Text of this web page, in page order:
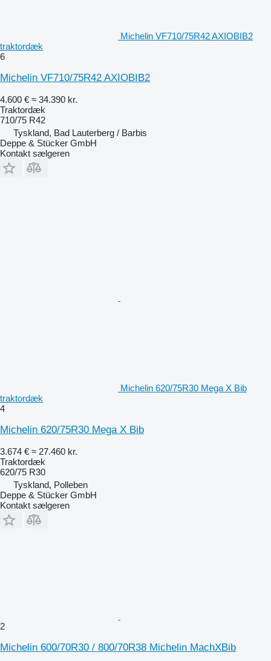
Michelin VF710/75R42 AXIOBIB2
traktordæk
6
Michelin VF710/75R42 AXIOBIB2
4.600 € ≈ 34.390 kr.
Traktordæk
710/75 R42
Tyskland, Bad Lauterberg / Barbis
Deppe & Stücker GmbH
Kontakt sælgeren
Michelin 620/75R30 Mega X Bib
traktordæk
4
Michelin 620/75R30 Mega X Bib
3.674 € ≈ 27.460 kr.
Traktordæk
620/75 R30
Tyskland, Polleben
Deppe & Stücker GmbH
Kontakt sælgeren
2
Michelin 600/70R30 / 800/70R38 Michelin MachXBib